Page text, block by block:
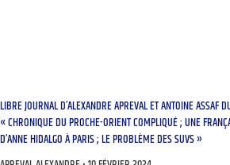
LIBRE JOURNAL D’ALEXANDRE APREVAL ET ANTOINE ASSAF
« CHRONIQUE DU PROCHE-ORIENT COMPLIQUÉ ; UNE
D’ANNE HIDALGO À PARIS ; LE PROBLÈME DES SUVS »